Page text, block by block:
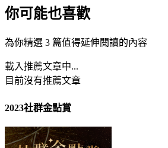
你可能也喜歡
為你精選 3 篇值得延伸閱讀的內容
載入推薦文章中...
目前沒有推薦文章
2023社群金點賞